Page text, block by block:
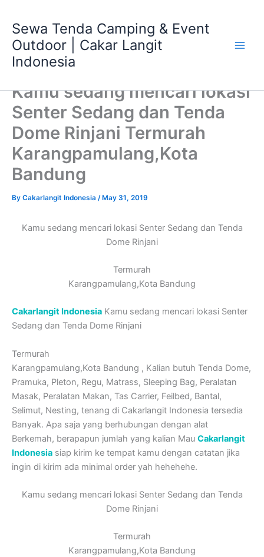
content
Sewa Tenda Camping & Event
Outdoor | Cakar Langit
Indonesia
Kamu sedang mencari lokasi
Senter Sedang dan Tenda
Dome Rinjani Termurah
Karangpamulang,Kota
Bandung
By Cakarlangit Indonesia / May 31, 2019
Kamu sedang mencari lokasi Senter Sedang dan Tenda
Dome Rinjani
Termurah
Karangpamulang,Kota Bandung
Cakarlangit Indonesia Kamu sedang mencari lokasi Senter
Sedang dan Tenda Dome Rinjani
Termurah
Karangpamulang,Kota Bandung , Kalian butuh Tenda Dome,
Pramuka, Pleton, Regu, Matrass, Sleeping Bag, Peralatan
Masak, Peralatan Makan, Tas Carrier, Feilbed, Bantal,
Selimut, Nesting, tenang di Cakarlangit Indonesia tersedia
Banyak. Apa saja yang berhubungan dengan alat
Berkemah, berapapun jumlah yang kalian Mau Cakarlangit
Indonesia siap kirim ke tempat kamu dengan catatan jika
ingin di kirim ada minimal order yah hehehehe.
Kamu sedang mencari lokasi Senter Sedang dan Tenda
Dome Rinjani
Termurah
Karangpamulang,Kota Bandung